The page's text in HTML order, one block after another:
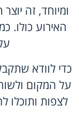
ומיוחד, זה
האירוע כולו.
כדי לוודא
על המקום
לצפות ותוכלו